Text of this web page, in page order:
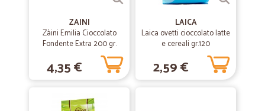
ZAINI
Zàini Emilia Cioccolato
Fondente Extra 200 gr.
4,35 €
LAICA
Laica ovetti cioccolato latte
e cereali gr.120
2,59 €